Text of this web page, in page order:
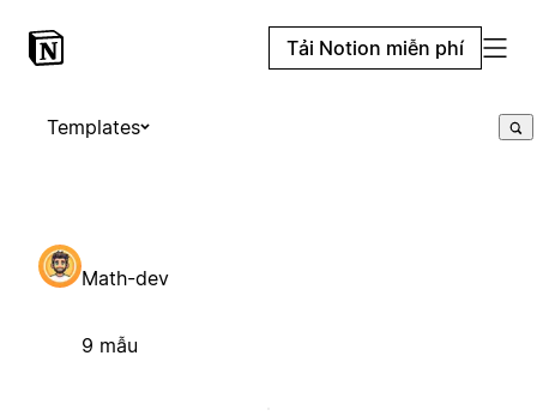
Tải Notion miễn phí
Templates
Math-dev
9 mẫu